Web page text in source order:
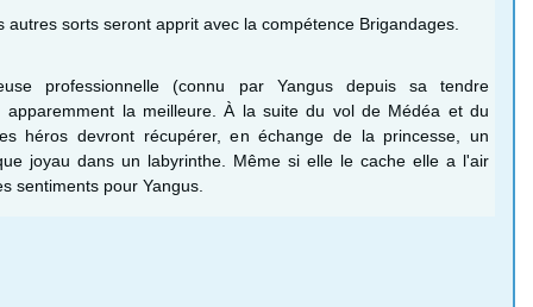
autres sorts seront apprit avec la compétence Brigandages.
professionnelle (connu par Yangus depuis sa tendre
apparemment la meilleure. À la suite du vol de Médéa et du
héros devront récupérer, en échange de la princesse, un
joyau dans un labyrinthe. Même si elle le cache elle a l'air
sentiments pour Yangus.